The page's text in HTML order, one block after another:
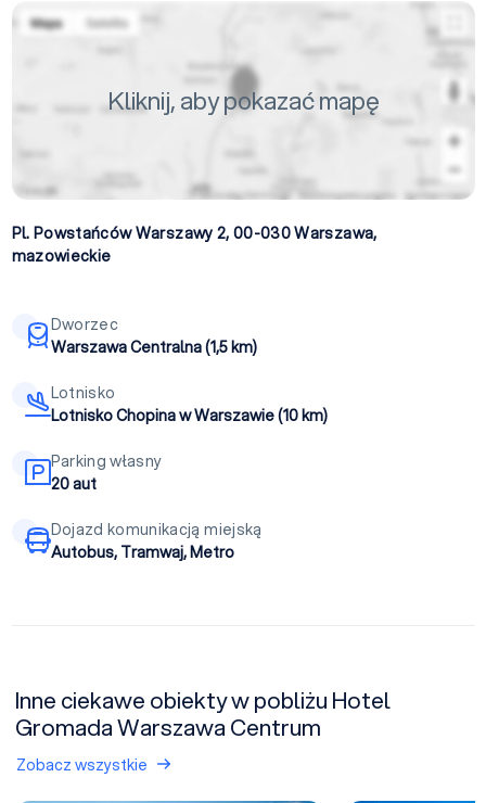
Kliknij, aby pokazać mapę
Pl. Powstańców Warszawy 2, 00-030Warszawa,
mazowieckie
Dworzec
Warszawa Centralna (1,5 km)
Lotnisko
Lotnisko Chopina w Warszawie (10 km)
Parking własny
20 aut
Dojazd komunikacją miejską
Autobus, Tramwaj, Metro
Inne ciekawe obiekty w pobliżu Hotel
Gromada Warszawa Centrum
Zobacz wszystkie